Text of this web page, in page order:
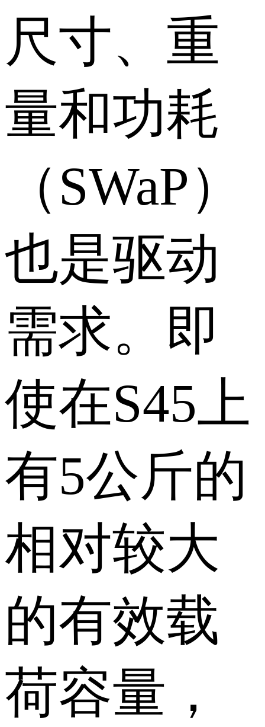
尺寸、重
量和功耗
（SWaP）
也是驱动
需求。即
使在S45上
有5公斤的
相对较大
的有效载
荷容量，